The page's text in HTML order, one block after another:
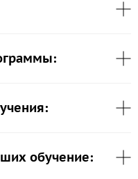
обучение: